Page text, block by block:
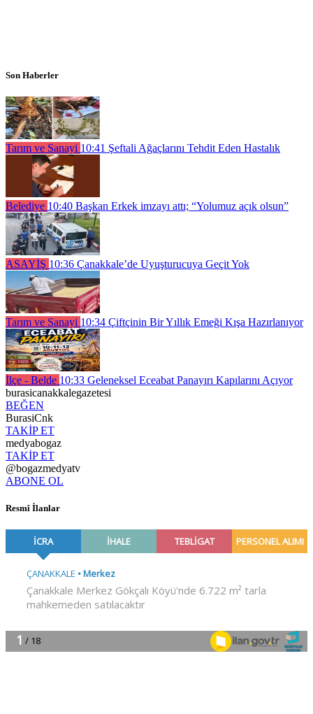
Son Haberler
Tarım ve Sanayi 10:41 Şeftali Ağaçlarını Tehdit Eden Hastalık
Belediye 10:40 Başkan Erkek imzayı attı; “Yolumuz açık olsun”
ASAYİŞ 10:36 Çanakkale’de Uyuşturucuya Geçit Yok
Tarım ve Sanayi 10:34 Çiftçinin Bir Yıllık Emeği Kışa Hazırlanıyor
İlçe - Belde 10:33 Geleneksel Eceabat Panayırı Kapılarını Açıyor
burasicanakkalegazetesi
BEĞEN
BurasiCnk
TAKİP ET
medyabogaz
TAKİP ET
@bogazmedyatv
ABONE OL
Resmî İlanlar